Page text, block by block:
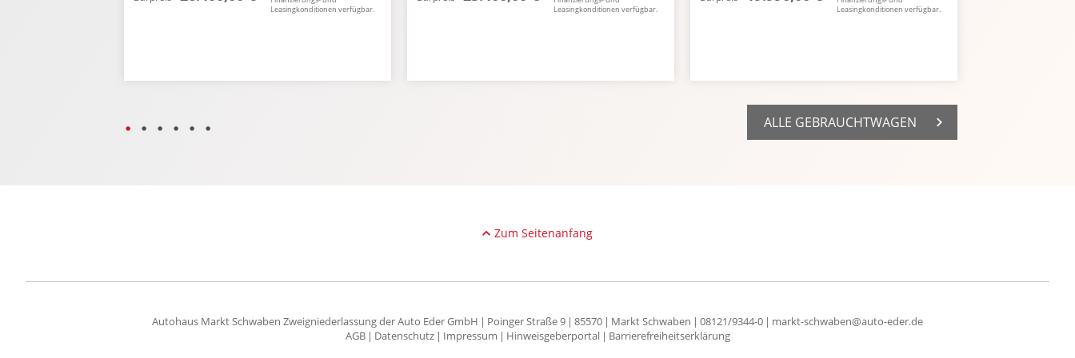
Leasingkonditionen verfügbar.
Leasingkonditionen verfügbar.
Leasingkonditionen verfügbar.
ALLE GEBRAUCHTWAGEN
Zum Seitenanfang
Autohaus Markt Schwaben Zweigniederlassung der Auto Eder GmbH Poinger Straße 9 85570 Markt Schwaben 08121/9344-0
markt-schwaben@auto-eder.de
AGB
Datenschutz Impressum Hinweisgeberportal Barrierefreiheitserklärung